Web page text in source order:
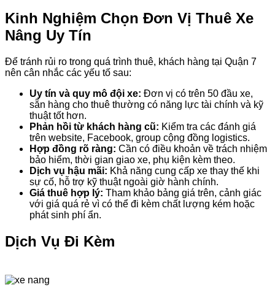
Kinh Nghiệm Chọn Đơn Vị Thuê Xe
Nâng Uy Tín
Để tránh rủi ro trong quá trình thuê, khách hàng tại Quận 7
nên cân nhắc các yếu tố sau:
Uy tín và quy mô đội xe: Đơn vị có trên 50 đầu xe,
sẵn hàng cho thuê thường có năng lực tài chính và kỹ
thuật tốt hơn.
Phản hồi từ khách hàng cũ: Kiểm tra các đánh giá
trên website, Facebook, group cộng đồng logistics.
Hợp đồng rõ ràng: Cần có điều khoản về trách nhiệm
bảo hiểm, thời gian giao xe, phụ kiện kèm theo.
Dịch vụ hậu mãi: Khả năng cung cấp xe thay thế khi
sự cố, hỗ trợ kỹ thuật ngoài giờ hành chính.
Giá thuê hợp lý: Tham khảo bảng giá trên, cảnh giác
với giá quá rẻ vì có thể đi kèm chất lượng kém hoặc
phát sinh phí ẩn.
Dịch Vụ Đi Kèm